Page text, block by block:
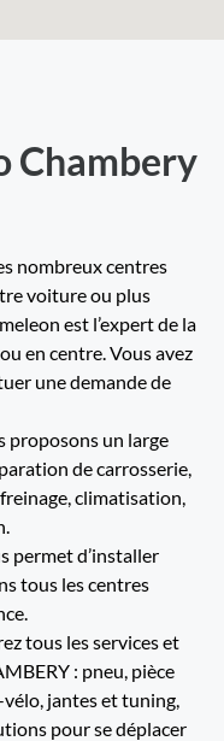
Chambery
nombreux centres
voiture ou plus
est l’expert de la
en centre. Vous avez
une demande de
proposons un large
de carrosserie,
climatisation,
permet d’installer
tous les centres
tous les services et
: pneu, pièce
jantes et tuning,
pour se déplacer